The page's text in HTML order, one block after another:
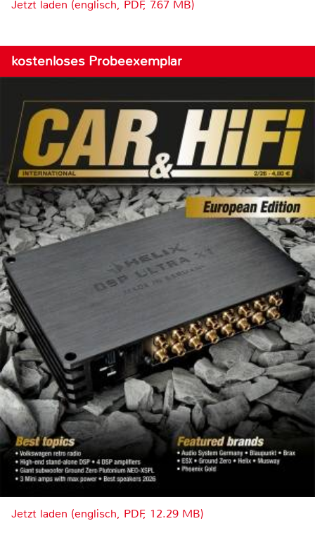
Jetzt laden (englisch, PDF, 7.67 MB)
kostenloses Probeexemplar
Jetzt laden (englisch, PDF, 12.29 MB)